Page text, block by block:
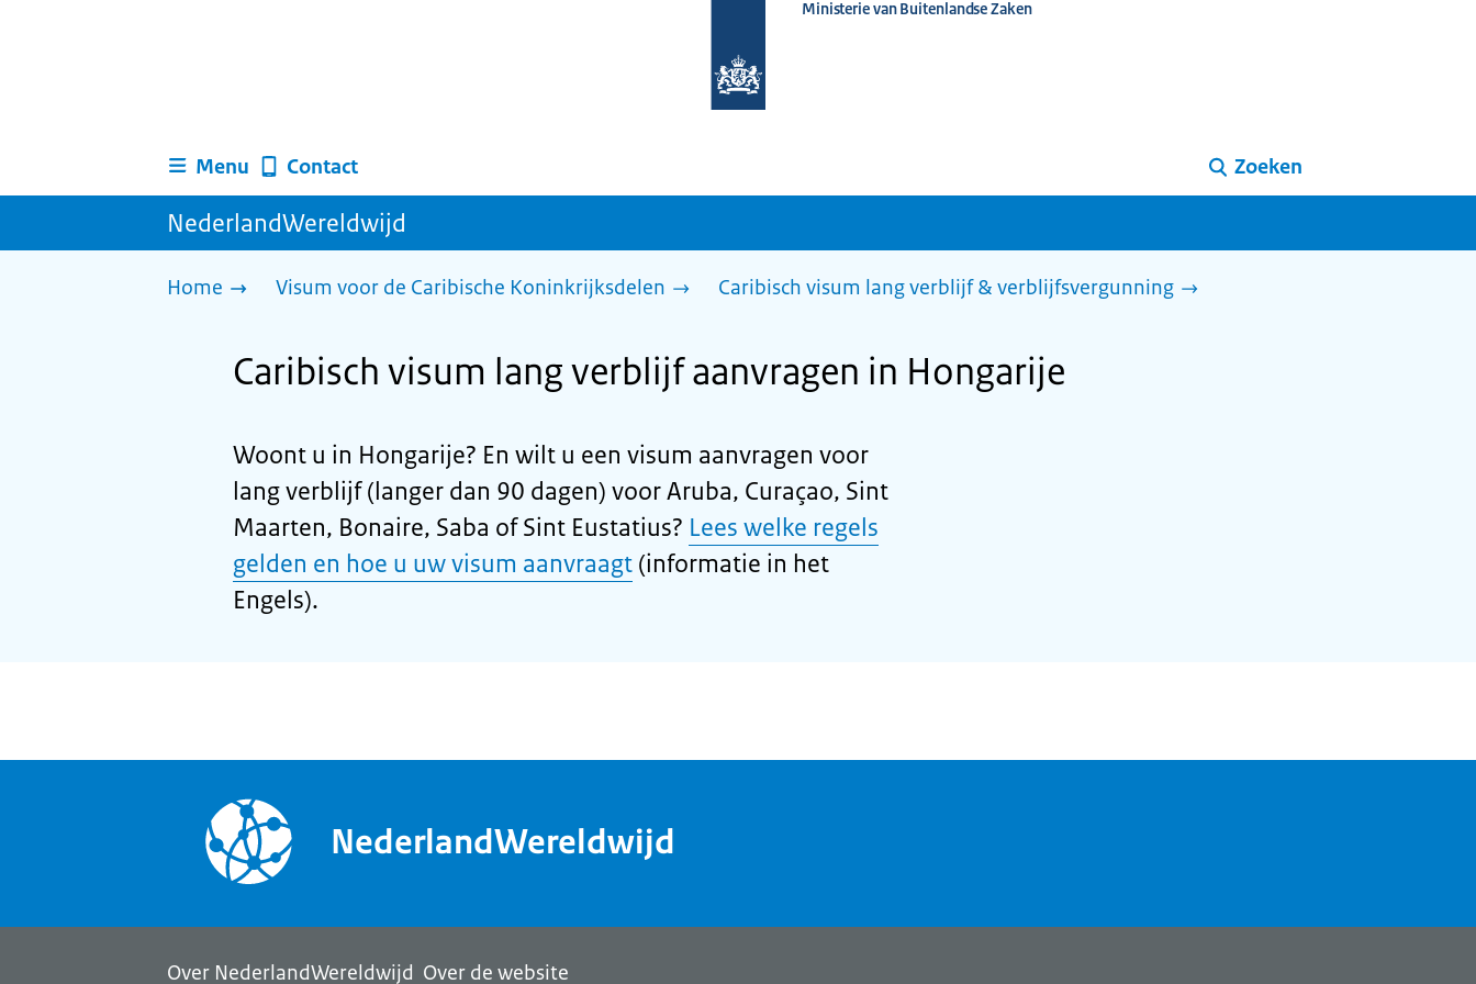
homepage
Ministerie van Buitenlandse Zaken
Menu Contact Zoeken
NederlandWereldwijd
Home Visum voor de Caribische Koninkrijksdelen Caribisch visum lang verblijf & verblijfsvergunning
Caribisch visum lang verblijf aanvragen in Hongarije
Woont u in Hongarije? En wilt u een visum aanvragen voor
lang verblijf (langer dan 90 dagen) voor Aruba, Curaçao, Sint
Maarten, Bonaire, Saba of Sint Eustatius? Lees welke regels
gelden en hoe u uw visum aanvraagt (informatie in het
Engels).
NederlandWereldwijd
Over NederlandWereldwijd Over de website